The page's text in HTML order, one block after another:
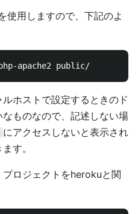
使用しますので、下記のよ
ルホストで設定するときのド
ものなので、記述しない場
にアクセスしないと表示され
す。
ロジェクトをherokuと関